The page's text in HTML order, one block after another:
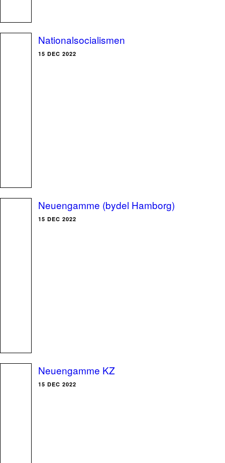
Nationalsocialismen
15 DEC 2022
Neuengamme (bydel Hamborg)
15 DEC 2022
Neuengamme KZ
15 DEC 2022